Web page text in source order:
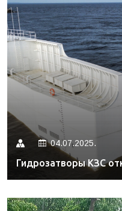
04.07.2025.
Гидрозатворы КЗС